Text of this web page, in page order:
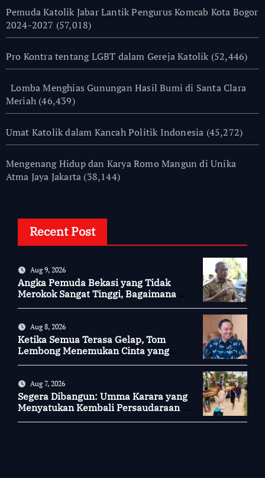
Pemuda Katolik Jabar Lantik Pengurus Komcab Kota Bogor
2024-2027 (57,018)
Pro Kontra tentang LGBT dalam Gereja Katolik (52,446)
Lomba Menghias Gunungan Hasil Bumi di Santa Clara
Meriah (46,439)
Umat Katolik dalam Kancah Politik Indonesia (45,272)
Mengenang Hidup dan Karya Romo Mangun di Unika
Atma Jaya Jakarta (38,144)
Recent Post
Aug 9, 2026
Angka Pemuda Bekasi yang Tidak
Merokok Sangat Tinggi, Bagaimana
Aug 8, 2026
Ketika Semua Terasa Gelap, Tom
Lembong Menemukan Cinta yang
Aug 7, 2026
Segera Dibangun: Umma Karara yang
Menyatukan Kembali Persaudaraan di